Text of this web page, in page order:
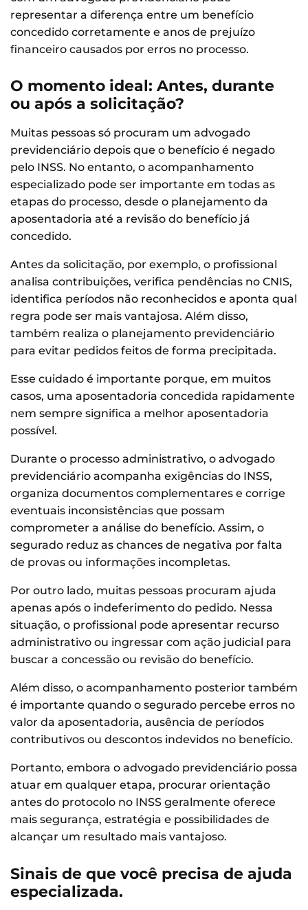
representar a diferença entre um benefício
concedido corretamente e anos de prejuízo
financeiro causados por erros no processo.
O momento ideal: Antes, durante
ou após a solicitação?
Muitas pessoas só procuram um advogado
previdenciário depois que o benefício é negado
pelo INSS. No entanto, o acompanhamento
especializado pode ser importante em todas as
etapas do processo, desde o planejamento da
aposentadoria até a revisão do benefício já
concedido.
Antes da solicitação, por exemplo, o profissional
analisa contribuições, verifica pendências no CNIS,
identifica períodos não reconhecidos e aponta qual
regra pode ser mais vantajosa. Além disso,
também realiza o planejamento previdenciário
para evitar pedidos feitos de forma precipitada.
Esse cuidado é importante porque, em muitos
casos, uma aposentadoria concedida rapidamente
nem sempre significa a melhor aposentadoria
possível.
Durante o processo administrativo, o advogado
previdenciário acompanha exigências do INSS,
organiza documentos complementares e corrige
eventuais inconsistências que possam
comprometer a análise do benefício. Assim, o
segurado reduz as chances de negativa por falta
de provas ou informações incompletas.
Por outro lado, muitas pessoas procuram ajuda
apenas após o indeferimento do pedido. Nessa
situação, o profissional pode apresentar recurso
administrativo ou ingressar com ação judicial para
buscar a concessão ou revisão do benefício.
Além disso, o acompanhamento posterior também
é importante quando o segurado percebe erros no
valor da aposentadoria, ausência de períodos
contributivos ou descontos indevidos no benefício.
Portanto, embora o advogado previdenciário possa
atuar em qualquer etapa, procurar orientação
antes do protocolo no INSS geralmente oferece
mais segurança, estratégia e possibilidades de
alcançar um resultado mais vantajoso.
Sinais de que você precisa de ajuda
especializada.